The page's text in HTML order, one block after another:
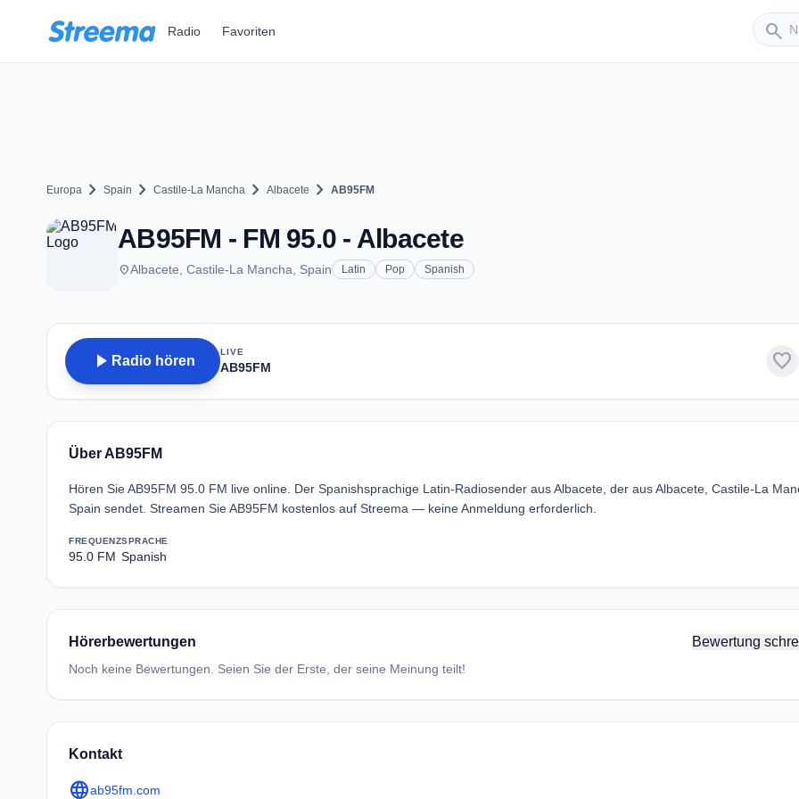
Radio Favoriten search
Sender
Europa chevron_right Spain chevron_right Castile-La Mancha chevron_right Albacete chevron_right AB95FM
AB95FM - FM 95.0 - Albacete
placeAlbacete, Castile-La Mancha, Spain Latin Pop Spanish
play_arrow Radio hören
LIVE
AB95FM favorite
Über AB95FM
Hören Sie AB95FM 95.0 FM live online. Der Spanishsprachige Latin-Radiosender aus Albacete, der aus Albacete, Castile-La
Spain sendet. Streamen Sie AB95FM kostenlos auf Streema — keine Anmeldung erforderlich.
FREQUENZ
95.0 FM
SPRACHE
Spanish
Hörerbewertungen Bewertung
Noch keine Bewertungen. Seien Sie der Erste, der seine Meinung teilt!
Kontakt
languageab95fm.com